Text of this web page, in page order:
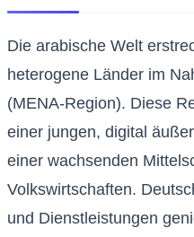
Die arabische Welt
heterogene Länder im
(MENA-Region). Diese
einer jungen, digital
einer wachsenden
Volkswirtschaften.
und Dienstleistungen